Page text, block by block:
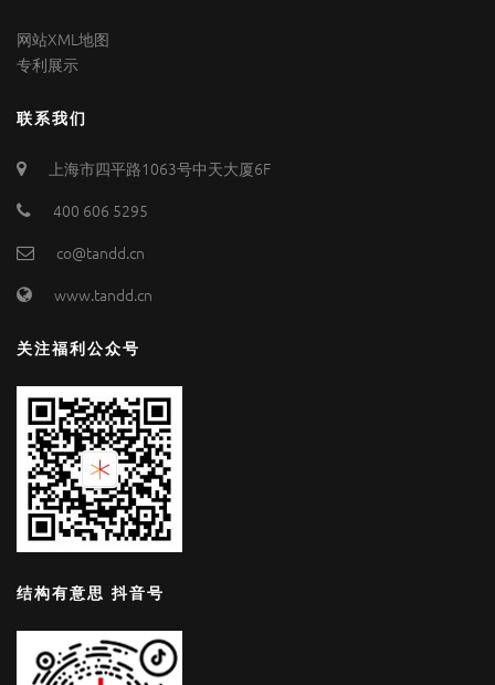
网站XML地图
专利展示
联系我们
上海市四平路1063号中天大厦6F
400 606 5295
co@tandd.cn
www.tandd.cn
关注福利公众号
结构有意思 抖音号